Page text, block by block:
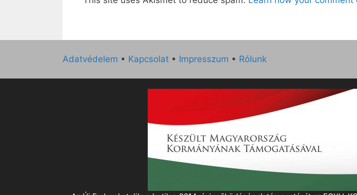
Adatvédelem • Kapcsolat • Impresszum • Rólunk